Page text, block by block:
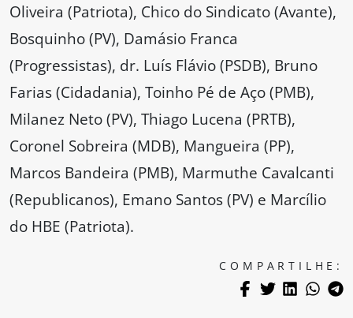
Oliveira (Patriota), Chico do Sindicato (Avante),
Bosquinho (PV), Damásio Franca
(Progressistas), dr. Luís Flávio (PSDB), Bruno
Farias (Cidadania), Toinho Pé de Aço (PMB),
Milanez Neto (PV), Thiago Lucena (PRTB),
Coronel Sobreira (MDB), Mangueira (PP),
Marcos Bandeira (PMB), Marmuthe Cavalcanti
(Republicanos), Emano Santos (PV) e Marcílio
do HBE (Patriota).
COMPARTILHE: